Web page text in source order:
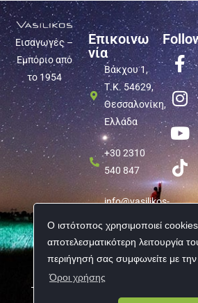
Ο ιστότοπος χρησιμοποιεί
αποτελεσματικότερη λειτουργία
περιήγησή σας συμφωνείτε με
Όροι χρήσης
Εισαγωγές –
Εμπόριο από
το 1954
Επικοινω
νία
Βάκχου 1,
Τ.Κ. 54629,
Θεσσαλονίκη,
Ελλάδα
+30 2310
540 847
info@vasilikos-